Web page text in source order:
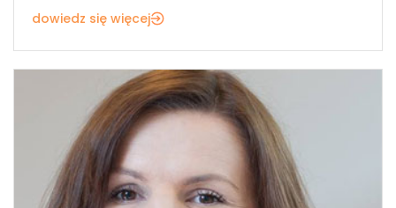
dowiedz się więcej